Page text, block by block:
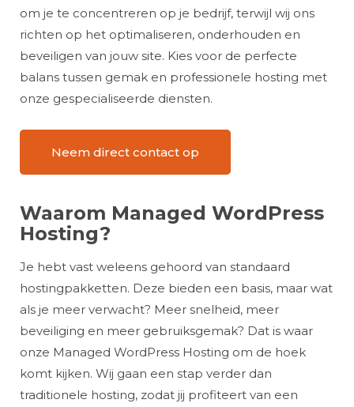
om je te concentreren op je bedrijf, terwijl wij ons
richten op het optimaliseren, onderhouden en
beveiligen van jouw site. Kies voor de perfecte
balans tussen gemak en professionele hosting met
onze gespecialiseerde diensten.
Neem direct contact op
Waarom Managed WordPress
Hosting?
Je hebt vast weleens gehoord van standaard
hostingpakketten. Deze bieden een basis, maar wat
als je meer verwacht? Meer snelheid, meer
beveiliging en meer gebruiksgemak? Dat is waar
onze Managed WordPress Hosting om de hoek
komt kijken. Wij gaan een stap verder dan
traditionele hosting, zodat jij profiteert van een